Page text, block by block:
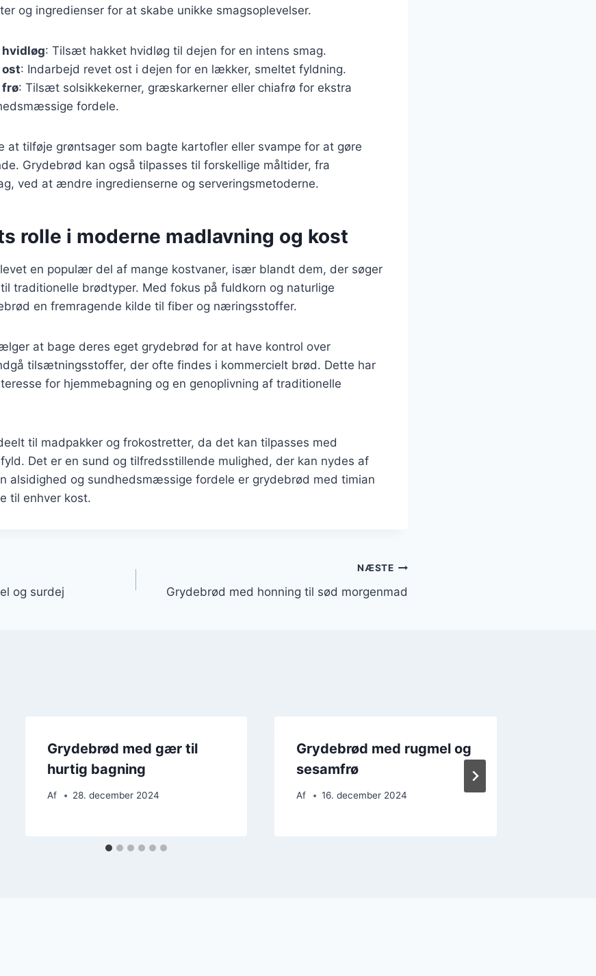
og ingredienser for at skabe unikke smagsoplevelser.
hvidløg: Tilsæt hakket hvidløg til dejen for en intens smag.
ost: Indarbejd revet ost i dejen for en lækker, smeltet fyldning.
frø: Tilsæt solsikkekerner, græskarkerner eller chiafrø for ekstra
fordele.
at tilføje grøntsager som bagte kartofler eller svampe for at gøre
Grydebrød kan også tilpasses til forskellige måltider, fra
ved at ændre ingredienserne og serveringsmetoderne.
rolle i moderne madlavning og kost
en populær del af mange kostvaner, især blandt dem, der søger
traditionelle brødtyper. Med fokus på fuldkorn og naturlige
en fremragende kilde til fiber og næringsstoffer.
at bage deres eget grydebrød for at have kontrol over
tilsætningsstoffer, der ofte findes i kommercielt brød. Dette har
for hjemmebagning og en genoplivning af traditionelle
til madpakker og frokostretter, da det kan tilpasses med
Det er en sund og tilfredsstillende mulighed, der kan nydes af
alsidighed og sundhedsmæssige fordele er grydebrød med timian
til enhver kost.
og surdej
NÆSTE
Grydebrød med honning til sød morgenmad
Grydebrød med gær til
hurtig bagning
Af 28. december 2024
Grydebrød med rugmel og
sesamfrø
Af 16. december 2024